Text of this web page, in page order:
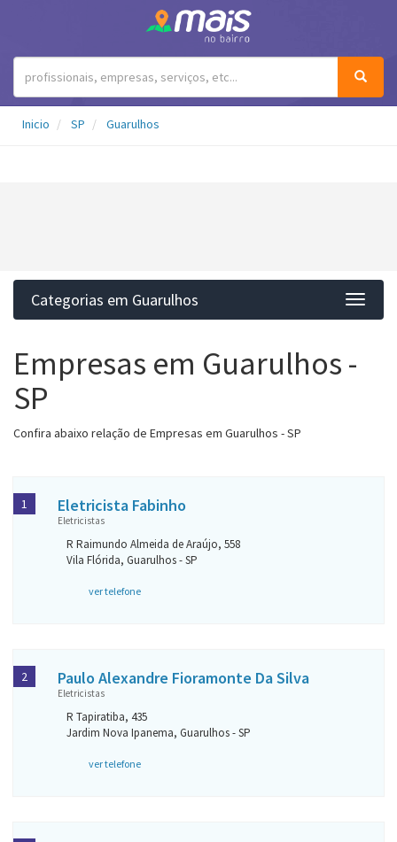
Inicio SP Guarulhos
Categorias em Guarulhos
Empresas em Guarulhos -
SP
Confira abaixo relação de Empresas em Guarulhos - SP
Eletricista Fabinho
Eletricistas
R Raimundo Almeida de Araújo, 558
Vila Flórida, Guarulhos - SP
ver telefone
1
Paulo Alexandre Fioramonte Da Silva
Eletricistas
R Tapiratiba, 435
Jardim Nova Ipanema, Guarulhos - SP
ver telefone
2